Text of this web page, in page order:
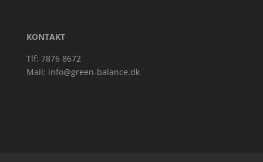
KONTAKT
Tlf: 7876 8672
Mail: info@green-balance.dk